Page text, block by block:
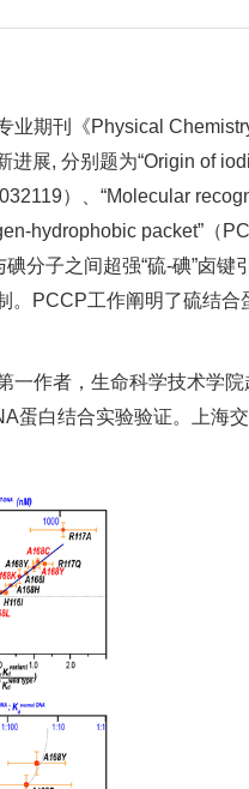
业期刊《Physical
展, 分别题为“Origin of
）、“Molecular
hydrophobic packet”（
分子之间超强“硫-碘”卤键
。PCCP工作阐明了硫结合
一作者，生命科学技术学院
蛋白结合实验验证。上海